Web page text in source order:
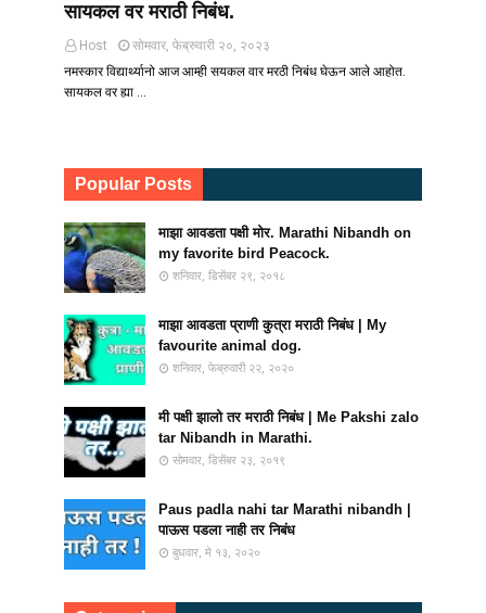
सायकल वर मराठी निबंध.
Host
सोमवार, फेब्रुवारी २०, २०२३
नमस्कार विद्यार्थ्यानो आज आम्ही सयकल वार मरठी निबंध घेऊन आले आहोत.
सायकल वर ह्या …
Popular Posts
माझा आवडता पक्षी मोर. Marathi Nibandh on
my favorite bird Peacock.
शनिवार, डिसेंबर २९, २०१८
माझा आवडता प्राणी कुत्रा मराठी निबंध | My
favourite animal dog.
शनिवार, फेब्रुवारी २२, २०२०
मी पक्षी झालो तर मराठी निबंध | Me Pakshi zalo
tar Nibandh in Marathi.
सोमवार, डिसेंबर २३, २०१९
Paus padla nahi tar Marathi nibandh |
पाऊस पडला नाही तर निबंध
बुधवार, मे १३, २०२०